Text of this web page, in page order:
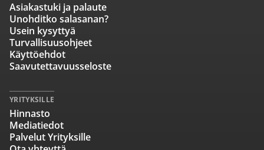
Asiakastuki ja palaute
Unohditko salasanan?
Usein kysyttyä
Turvallisuusohjeet
Käyttöehdot
Saavutettavuusseloste
YRITYKSILLE
Hinnasto
Mediatiedot
Palvelut Yrityksille